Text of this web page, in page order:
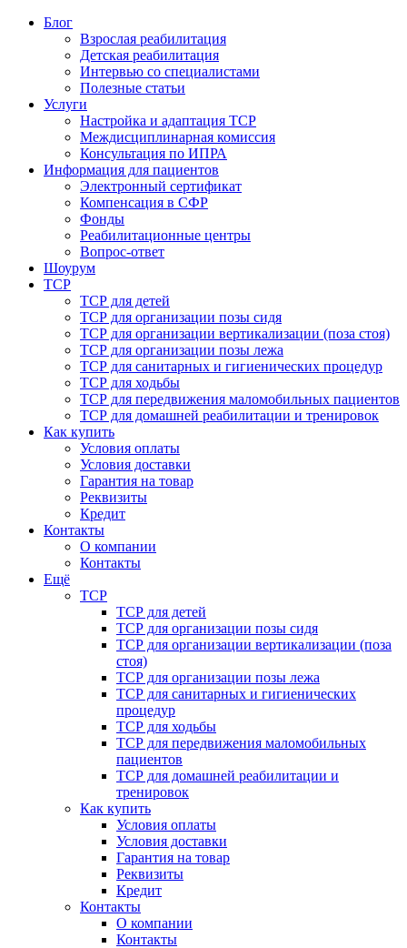
Блог
Взрослая реабилитация
Детская реабилитация
Интервью со специалистами
Полезные статьи
Услуги
Настройка и адаптация ТСР
Междисциплинарная комиссия
Консультация по ИПРА
Информация для пациентов
Электронный сертификат
Компенсация в СФР
Фонды
Реабилитационные центры
Вопрос-ответ
Шоурум
ТСР
ТСР для детей
ТСР для организации позы сидя
ТСР для организации вертикализации (поза стоя)
ТСР для организации позы лежа
ТСР для санитарных и гигиенических процедур
ТСР для ходьбы
ТСР для передвижения маломобильных пациентов
ТСР для домашней реабилитации и тренировок
Как купить
Условия оплаты
Условия доставки
Гарантия на товар
Реквизиты
Кредит
Контакты
О компании
Контакты
Ещё
ТСР
ТСР для детей
ТСР для организации позы сидя
ТСР для организации вертикализации (поза
стоя)
ТСР для организации позы лежа
ТСР для санитарных и гигиенических
процедур
ТСР для ходьбы
ТСР для передвижения маломобильных
пациентов
ТСР для домашней реабилитации и
тренировок
Как купить
Условия оплаты
Условия доставки
Гарантия на товар
Реквизиты
Кредит
Контакты
О компании
Контакты